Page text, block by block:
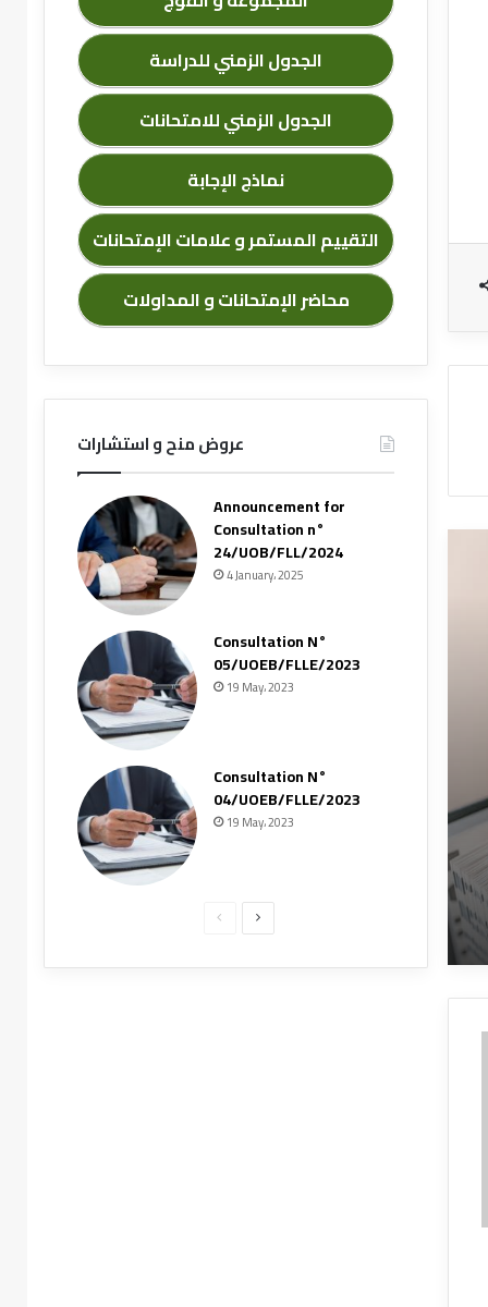
الجدول الزمني للدراسة
الجدول الزمني للامتحانات
نماذج الإجابة
التقييم المستمر و علامات الإمتحانات
محاضر الإمتحانات و المداولات
عروض منح و استشارات
Announcement for
Consultation n°
24/UOB/FLL/2024
4 January، 2025
Consultation N°
05/UOEB/FLLE/2023
19 May، 2023
Consultation N°
04/UOEB/FLLE/2023
19 May، 2023